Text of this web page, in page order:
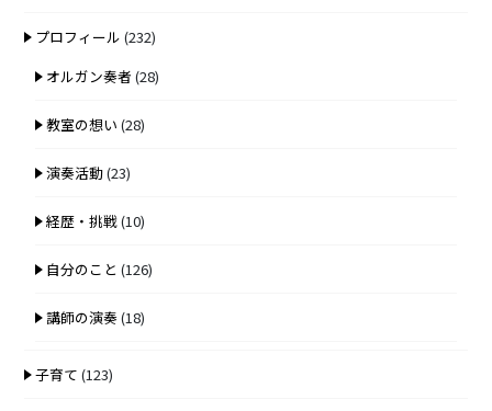
プロフィール (232)
オルガン奏者 (28)
教室の想い (28)
演奏活動(23)
経歴・挑戦(10)
自分のこと (126)
講師の演奏(18)
子育て (123)